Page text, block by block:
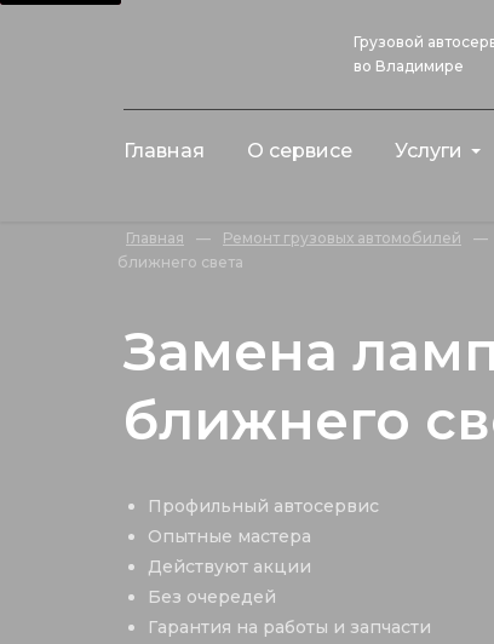
Грузовой
во Владимире
Главная О сервисе Услуги
Главная — Ремонт грузовых автомобилей —
ближнего света
Замена
ближнего
Профильный автосервис
Опытные мастера
Действуют акции
Без очередей
Гарантия на работы и запчасти